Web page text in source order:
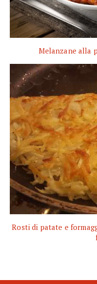
Melanzane alla
Rosti di patate e